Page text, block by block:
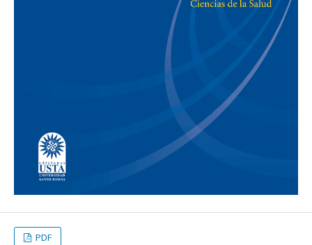
PDF